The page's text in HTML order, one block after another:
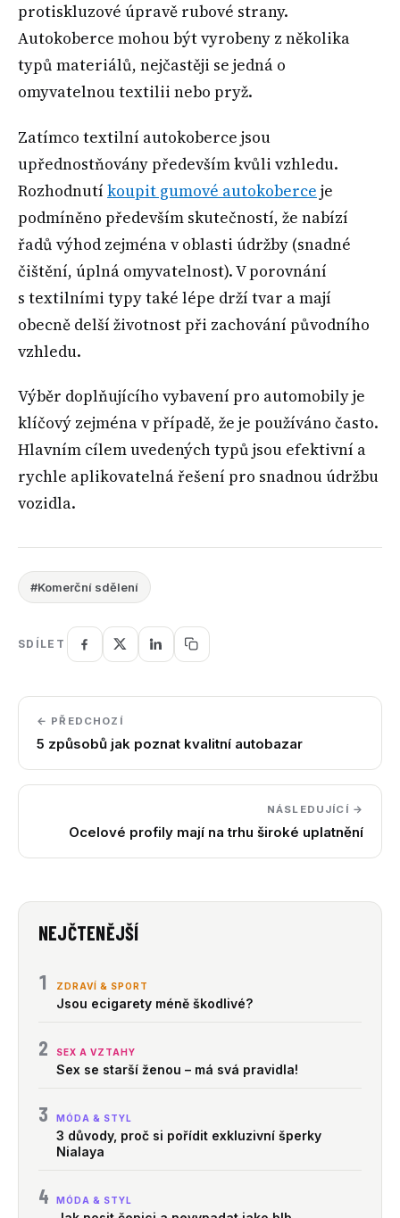
protiskluzové úpravě rubové strany.
Autokoberce mohou být vyrobeny z několika
typů materiálů, nejčastěji se jedná o
omyvatelnou textilii nebo pryž.
Zatímco textilní autokoberce jsou
upřednostňovány především kvůli vzhledu.
Rozhodnutí koupit gumové autokoberce je
podmíněno především skutečností, že nabízí
řadů výhod zejména v oblasti údržby (snadné
čištění, úplná omyvatelnost). V porovnání
s textilními typy také lépe drží tvar a mají
obecně delší životnost při zachování původního
vzhledu.
Výběr doplňujícího vybavení pro automobily je
klíčový zejména v případě, že je používáno často.
Hlavním cílem uvedených typů jsou efektivní a
rychle aplikovatelná řešení pro snadnou údržbu
vozidla.
#Komerční sdělení
SDÍLET
← PŘEDCHOZÍ
5 způsobů jak poznat kvalitní autobazar
NÁSLEDUJÍCÍ →
Ocelové profily mají na trhu široké uplatnění
NEJČTENĚJŠÍ
1 ZDRAVÍ & SPORT
Jsou ecigarety méně škodlivé?
2 SEX A VZTAHY
Sex se starší ženou – má svá pravidla!
3 MÓDA & STYL
3 důvody, proč si pořídit exkluzivní šperky
Nialaya
4 MÓDA & STYL